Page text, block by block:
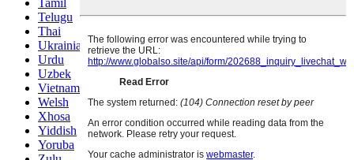
Tamil
Telugu
Thai
Ukrainian
Urdu
Uzbek
Vietnamese
Welsh
Xhosa
Yiddish
Yoruba